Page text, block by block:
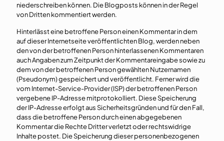
niederschreiben können. Die Blogposts können in der Regel
von Dritten kommentiert werden.
Hinterlässt eine betroffene Person einen Kommentar in dem
auf dieser Internetseite veröffentlichten Blog, werden neben
den von der betroffenen Person hinterlassenen Kommentaren
auch Angaben zum Zeitpunkt der Kommentareingabe sowie zu
dem von der betroffenen Person gewählten Nutzernamen
(Pseudonym) gespeichert und veröffentlicht. Ferner wird die
vom Internet-Service-Provider (ISP) der betroffenen Person
vergebene IP-Adresse mitprotokolliert. Diese Speicherung
der IP-Adresse erfolgt aus Sicherheitsgründen und für den Fall,
dass die betroffene Person durch einen abgegebenen
Kommentar die Rechte Dritter verletzt oder rechtswidrige
Inhalte postet. Die Speicherung dieser personenbezogenen